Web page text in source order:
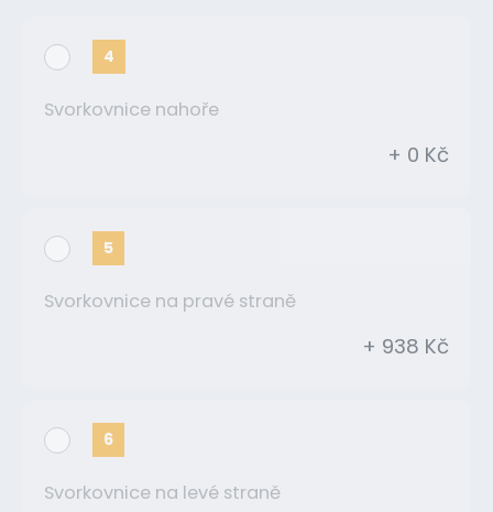
4
Svorkovnice nahoře
+ 0 Kč
5
Svorkovnice na pravé straně
+ 938 Kč
6
Svorkovnice na levé straně